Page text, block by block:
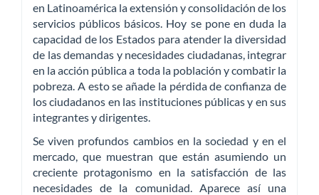
en Latinoamérica la extensión y consolidación de los
servicios públicos básicos. Hoy se pone en duda la
capacidad de los Estados para atender la diversidad
de las demandas y necesidades ciudadanas, integrar
en la acción pública a toda la población y combatir la
pobreza. A esto se añade la pérdida de confianza de
los ciudadanos en las instituciones públicas y en sus
integrantes y dirigentes.
Se viven profundos cambios en la sociedad y en el
mercado, que muestran que están asumiendo un
creciente protagonismo en la satisfacción de las
necesidades de la comunidad. Aparece así una